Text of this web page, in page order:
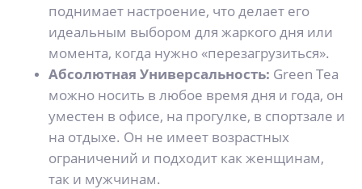
поднимает настроение, что делает его
идеальным выбором для жаркого дня или
момента, когда нужно «перезагрузиться».
Абсолютная Универсальность: Green Tea
можно носить в любое время дня и года, он
уместен в офисе, на прогулке, в спортзале и
на отдыхе. Он не имеет возрастных
ограничений и подходит как женщинам,
так и мужчинам.